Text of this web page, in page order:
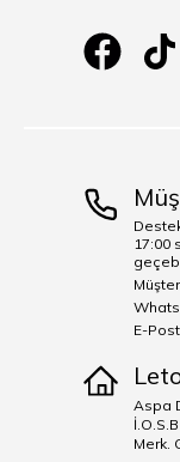
17:00
E-
Aspa
Merk.